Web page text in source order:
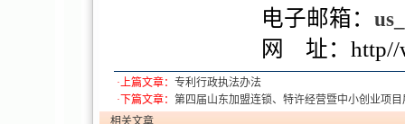
电子邮箱：
网 址：http//
·上篇文章： 专利行政执法办法
·下篇文章： 第四届山东加盟连锁、特许经营暨中小创业项目
相关文章